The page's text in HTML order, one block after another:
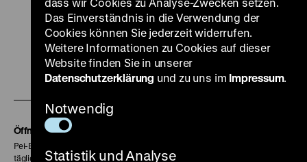
Zu
unserer
Instagram
Zu
unserer
YouTube
Zu
unserer
Facebook
Zu
unserer
LinkedIn
Zu
Öffnungszeiten
Pei-Bau:
täglich 10-18 Uhr
Das Einverständnis in die Verwendung der
Cookies können Sie jederzeit widerrufen.
Weitere Informationen zu Cookies auf dieser
Website finden Sie in unserer
Datenschutzerklärung und zu uns im Impressum.
Notwendig
Statistik und Analyse